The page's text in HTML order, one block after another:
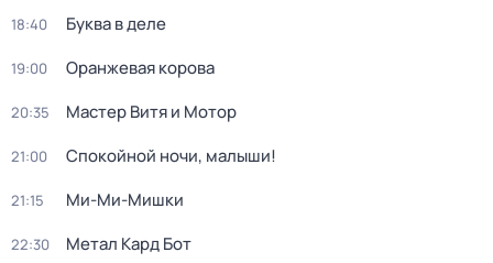
18:40 Буква в деле
19:00 Оранжевая корова
20:35 Мастер Витя и Мотор
21:00 Спокойной ночи, малыши!
21:15 Ми-Ми-Мишки
22:30 Метал Кард Бот